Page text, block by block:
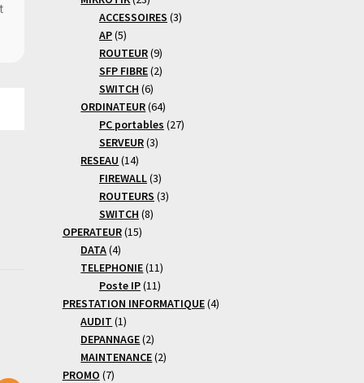
produits
ACCESSOIRES 33
AP 55
produits
ROUTEUR 99
produits
SFP FIBRE 22
SWITCH 66
produits
ORDINATEUR 6464
produits
PC portables 2727
SERVEUR 33
RESEAU 1414
produits
FIREWALL 33
produits
ROUTEURS 33
SWITCH 88
OPERATEUR 1515
DATA 44
produits
TELEPHONIE 1111
produits
Poste IP 1111
produits
PRESTATION INFORMATIQUE 44
AUDIT 11
produit
DEPANNAGE 22
produits
MAINTENANCE 22
PROMO 77